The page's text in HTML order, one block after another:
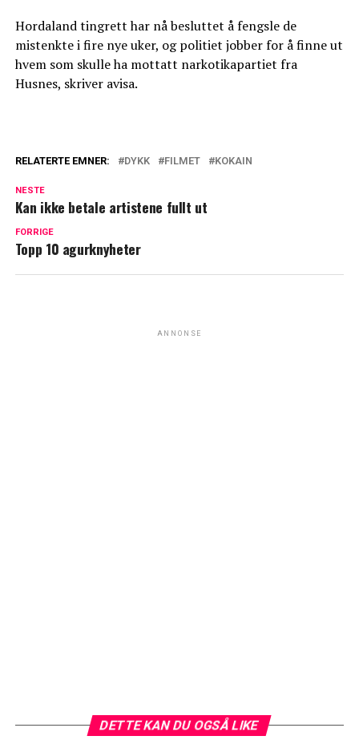
Hordaland tingrett har nå besluttet å fengsle de
mistenkte i fire nye uker, og politiet jobber for å finne ut
hvem som skulle ha mottatt narkotikapartiet fra
Husnes, skriver avisa.
RELATERTE EMNER: DYKK FILMET KOKAIN
NESTE
Kan ikke betale artistene fullt ut
FORRIGE
Topp 10 agurknyheter
ANNONSE
DETTE KAN DU OGSÅ LIKE